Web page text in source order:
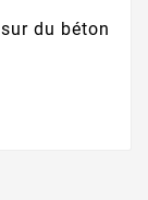
sur du béton